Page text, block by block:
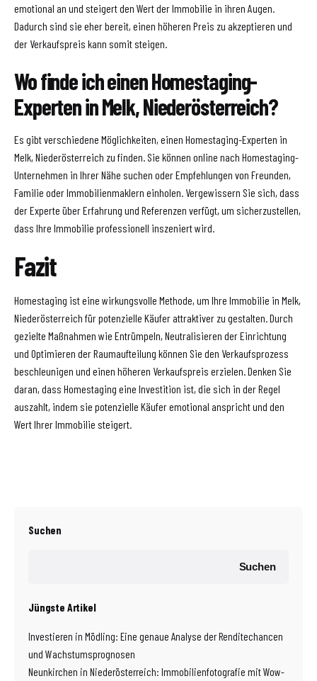
emotional an und steigert den Wert der Immobilie in ihren Augen.
Dadurch sind sie eher bereit, einen höheren Preis zu akzeptieren und
der Verkaufspreis kann somit steigen.
Wo finde ich einen Homestaging-
Experten in Melk, Niederösterreich?
Es gibt verschiedene Möglichkeiten, einen Homestaging-Experten in
Melk, Niederösterreich zu finden. Sie können online nach Homestaging-
Unternehmen in Ihrer Nähe suchen oder Empfehlungen von Freunden,
Familie oder Immobilienmaklern einholen. Vergewissern Sie sich, dass
der Experte über Erfahrung und Referenzen verfügt, um sicherzustellen,
dass Ihre Immobilie professionell inszeniert wird.
Fazit
Homestaging ist eine wirkungsvolle Methode, um Ihre Immobilie in Melk,
Niederösterreich für potenzielle Käufer attraktiver zu gestalten. Durch
gezielte Maßnahmen wie Entrümpeln, Neutralisieren der Einrichtung
und Optimieren der Raumaufteilung können Sie den Verkaufsprozess
beschleunigen und einen höheren Verkaufspreis erzielen. Denken Sie
daran, dass Homestaging eine Investition ist, die sich in der Regel
auszahlt, indem sie potenzielle Käufer emotional anspricht und den
Wert Ihrer Immobilie steigert.
Suchen
Suchen
Jüngste Artikel
Investieren in Mödling: Eine genaue Analyse der Renditechancen
und Wachstumsprognosen
Neunkirchen in Niederösterreich: Immobilienfotografie mit Wow-